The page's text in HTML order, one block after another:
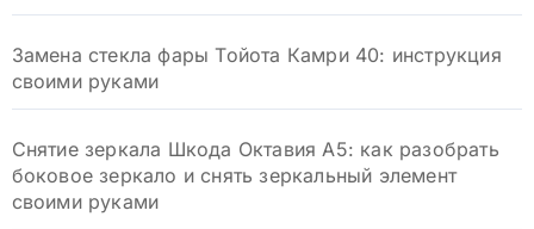
Замена стекла фары Тойота Камри 40: инструкция
своими руками
Снятие зеркала Шкода Октавия А5: как разобрать
боковое зеркало и снять зеркальный элемент
своими руками